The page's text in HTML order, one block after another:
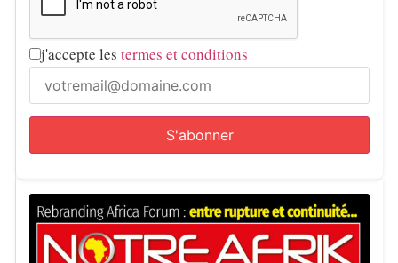
j'accepte les termes et conditions